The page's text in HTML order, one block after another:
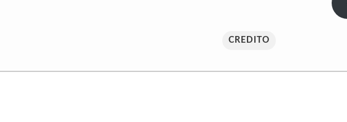
CREDITO